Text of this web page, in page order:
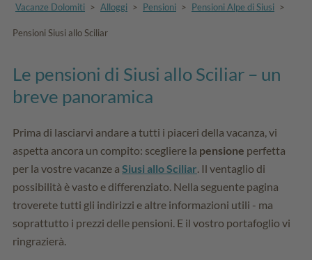
Vacanze Dolomiti > Alloggi > Pensioni > Pensioni Alpe di Siusi >
Pensioni Siusi allo Sciliar
Le pensioni di Siusi allo Sciliar – un
breve panoramica
Prima di lasciarvi andare a tutti i piaceri della vacanza, vi
aspetta ancora un compito: scegliere la pensione perfetta
per la vostre vacanze a Siusi allo Sciliar . Il ventaglio di
possibilità è vasto e differenziato. Nella seguente pagina
troverete tutti gli indirizzi e altre informazioni utili - ma
soprattutto i prezzi delle pensioni. E il vostro portafoglio vi
ringrazierà.